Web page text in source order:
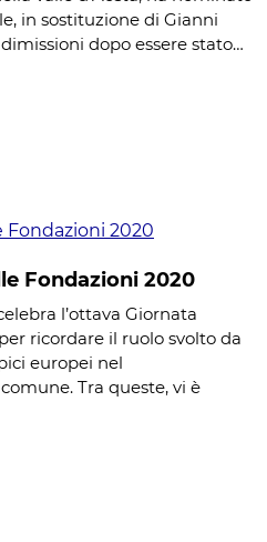
in sostituzione di Gianni
dopo essere stato…
Fondazioni 2020
l’ottava Giornata
ricordare il ruolo svolto da
europei nel
Tra queste, vi è